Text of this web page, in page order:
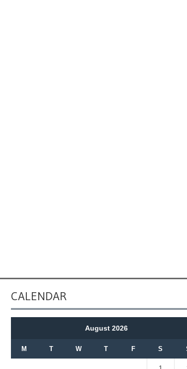
CALENDAR
August 2026
M T W T F S